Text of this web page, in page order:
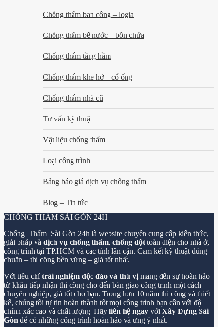
Chống thấm ban công – logia
Chống thấm bể nước – bồn chứa
Chống thấm tầng hầm
Chống thấm khe hở – cổ ống
Chống thấm nhà cũ
Tư vấn kỹ thuật
Vật liệu chống thấm
Loại công trình
Bảng báo giá dịch vụ chống thấm
Blog – Tin tức
CHỐNG THẤM SÀI GÒN 24H
Chống Thấm Sài Gòn 24h là website chuyên cung cấp kiến thức,
giải pháp và dịch vụ chống thấm, chống dột toàn diện cho nhà ở,
công trình tại TP.HCM và các tỉnh lân cận. Cam kết kỹ thuật đúng
chuẩn – thi công bền vững – giá tốt nhất.
Với tiêu chítrải nghiệm độc đáo và thú vị mang đến sự hoàn hảo
từ khâu tiếp nhận thi công cho đến bàn giao công trình một cách
chuyên nghiệp, giá tốt cho bạn. Trong hơn 10 năm thi công và thiết
kế, chúng tôi tự tin hoàn thành tốt mọi công trình bạn cần với độ
chính xác cao và chất lượng. Hãy liên hệ ngay với Xây Dựng Sài
Gòn để có những công trình hoàn hảo và ưng ý nhất.